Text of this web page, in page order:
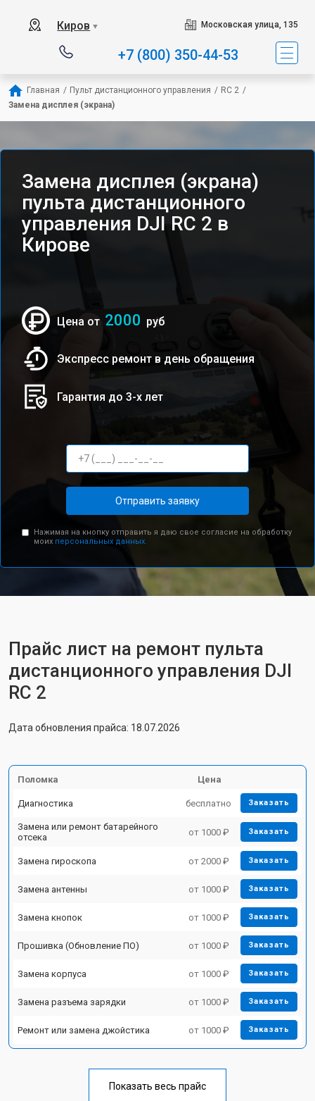
Киров ▼ Московская улица, 135
+7 (800) 350-44-53
Главная / Пульт дистанционного управления / RC 2 /
Замена дисплея (экрана)
Замена дисплея (экрана)
пульта дистанционного
управления DJI RC 2 в
Кирове
Цена от 2000 руб
Экспресс ремонт в день обращения
Гарантия до 3-х лет
Отправить заявку
Нажимая на кнопку отправить я даю свое согласие на обработку
моих персональных данных.
Прайс лист на ремонт пульта
дистанционного управления DJI
RC 2
Дата обновления прайса: 18.07.2026
Поломка Цена
Диагностика бесплатно Заказать
Замена или ремонт батарейного
отсека
от 1000 ₽ Заказать
Замена гироскопа от 2000 ₽ Заказать
Замена антенны от 1000 ₽ Заказать
Замена кнопок от 1000 ₽ Заказать
Прошивка (Обновление ПО) от 1000 ₽ Заказать
Замена корпуса от 1000 ₽ Заказать
Замена разъема зарядки от 1000 ₽ Заказать
Ремонт или замена джойстика от 1000 ₽ Заказать
Показать весь прайс